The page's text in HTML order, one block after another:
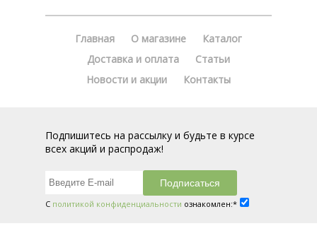
Главная О магазине
Каталог
Доставка и оплата
Статьи
Новости и акции
Контакты
Подпишитесь на рассылку и будьте в курсе
всех акций и распродаж!
С политикой конфиденциальности ознакомлен:*